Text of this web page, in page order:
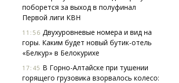
поборется за выход в полуфинал
Первой лиги КВН
11:56 Двухуровневые номера и вид на
горы. Каким будет новый бутик-отель
«Белкур» в Белокурихе
17:45 В Горно-Алтайске при тушении
горящего грузовика взорвалось колесо: